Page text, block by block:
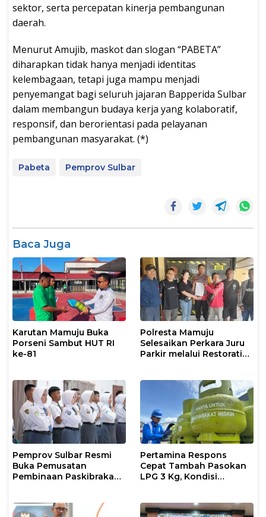
sektor, serta percepatan kinerja pembangunan
daerah.
Menurut Amujib, maskot dan slogan “PABETA”
diharapkan tidak hanya menjadi identitas
kelembagaan, tetapi juga mampu menjadi
penyemangat bagi seluruh jajaran Bapperida Sulbar
dalam membangun budaya kerja yang kolaboratif,
responsif, dan berorientasi pada pelayanan
pembangunan masyarakat. (*)
Pabeta Pemprov Sulbar
Baca Juga
Karutan Mamuju Buka
Porseni Sambut HUT RI
ke-81
Polresta Mamuju
Selesaikan Perkara Juru
Parkir melalui Restorative
Pemprov Sulbar Resmi
Buka Pemusatan
Pembinaan Paskibraka
Pertamina Respons
Cepat Tambah Pasokan
LPG 3 Kg, Kondisi